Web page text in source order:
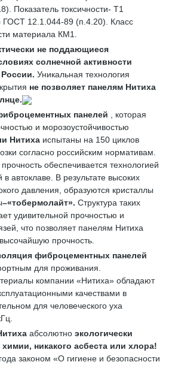
Показатель токсичности- Т1
12.1.044-89 (п.4.20). Класс
материала КМ1.
не поддающиеся
солнечной активности
Уникальная технология
не позволяет панелям Нитиха
панелей
, которая
и морозоустойчивостью
Нитиха испытаны на 150 циклов
согласно российским нормативам.
обеспечивается технологией
автоклаве. В результате высоких
давления, образуются кристаллы
–«тобермолайт». Структура таких
удивительной прочностью и
что позволяет панелям Нитиха
прочность.
фиброцементных панелей
для проживания.
компании «Нитиха» обладают
качествами в
для человеческого уха
абсолютно экологически
химии, никакого асбеста или хлора!
законом «О гигиене и безопасности